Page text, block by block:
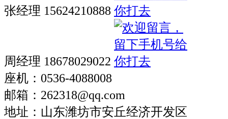
张经理 15624210888
周经理 18678029022
座机：0536-4088008
邮箱：262318@qq.com
地址：山东潍坊市安丘经济开发区